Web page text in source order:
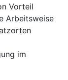
Vorteil
Arbeitsweise
im